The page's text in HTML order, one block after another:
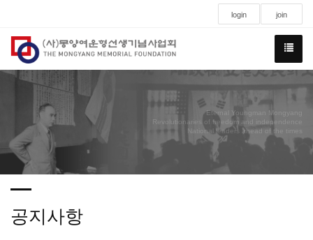
login join
Eternal Youngman Mongyang
Revolutionaries of freedom and independence
National leaders ahead of the times
공지사항